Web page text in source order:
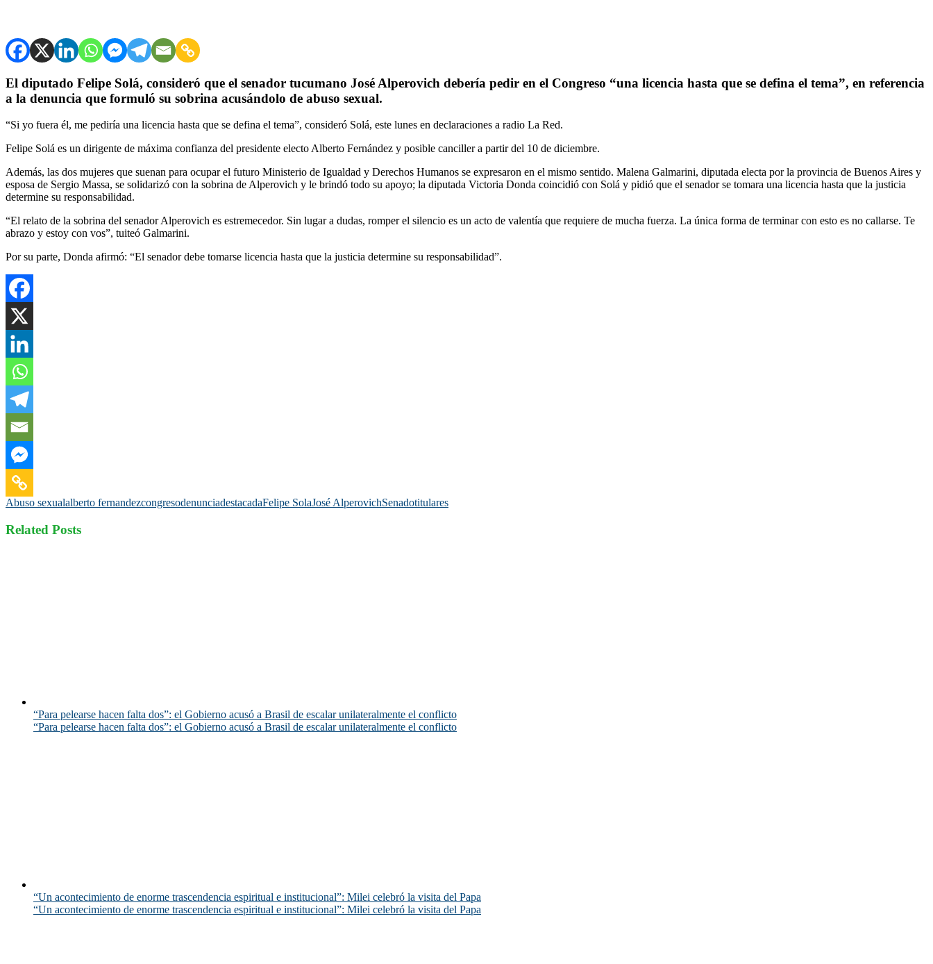
El diputado Felipe Solá, consideró que el senador tucumano José Alperovich debería pedir en el Congreso “una licencia hasta que se defina el tema”, en referencia
a la denuncia que formuló su sobrina acusándolo de abuso sexual.
“Si yo fuera él, me pediría una licencia hasta que se defina el tema”, consideró Solá, este lunes en declaraciones a radio La Red.
Felipe Solá es un dirigente de máxima confianza del presidente electo Alberto Fernández y posible canciller a partir del 10 de diciembre.
Además, las dos mujeres que suenan para ocupar el futuro Ministerio de Igualdad y Derechos Humanos se expresaron en el mismo sentido. Malena Galmarini, diputada electa por la provincia de Buenos Aires y
esposa de Sergio Massa, se solidarizó con la sobrina de Alperovich y le brindó todo su apoyo; la diputada Victoria Donda coincidió con Solá y pidió que el senador se tomara una licencia hasta que la justicia
determine su responsabilidad.
“El relato de la sobrina del senador Alperovich es estremecedor. Sin lugar a dudas, romper el silencio es un acto de valentía que requiere de mucha fuerza. La única forma de terminar con esto es no callarse. Te
abrazo y estoy con vos”, tuiteó Galmarini.
Por su parte, Donda afirmó: “El senador debe tomarse licencia hasta que la justicia determine su responsabilidad”.
Abuso sexualalberto fernandezcongresodenunciadestacadaFelipe SolaJosé AlperovichSenadotitulares
Related Posts
“Para pelearse hacen falta dos”: el Gobierno acusó a Brasil de escalar unilateralmente el conflicto
“Para pelearse hacen falta dos”: el Gobierno acusó a Brasil de escalar unilateralmente el conflicto
“Un acontecimiento de enorme trascendencia espiritual e institucional”: Milei celebró la visita del Papa
“Un acontecimiento de enorme trascendencia espiritual e institucional”: Milei celebró la visita del Papa